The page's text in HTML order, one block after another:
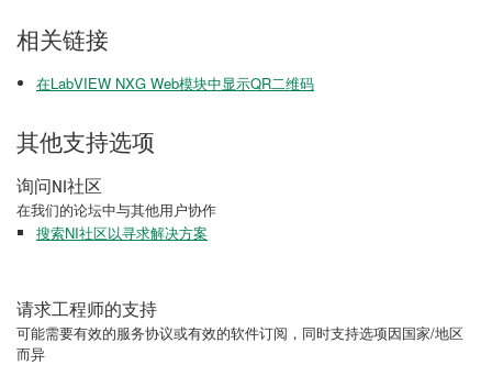
相关链接
在LabVIEW NXG Web模块中显示QR二维码
其他支持选项
询问NI社区
在我们的论坛中与其他用户协作
搜索NI社区以寻求解决方案
请求工程师的支持
可能需要有效的服务协议或有效的软件订阅，同时支持选项因国家/地区
而异